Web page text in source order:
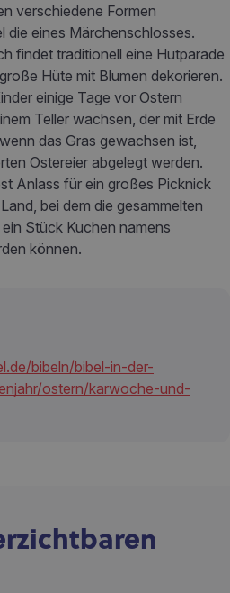
verschiedene Formen
die eines Märchenschlosses.
findet traditionell eine Hutparade
Hüte mit Blumen dekorieren.
einige Tage vor Ostern
Teller wachsen, der mit Erde
das Gras gewachsen ist,
Ostereier abgelegt werden.
Anlass für ein großes Picknick
bei dem die gesammelten
Stück Kuchen namens
können.
bibeln/bibel-in-der-
ostern/karwoche-und-